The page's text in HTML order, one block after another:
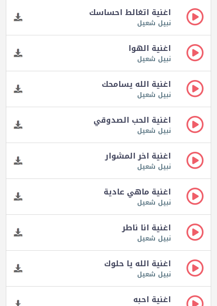
اغنية اتغالط احساسك
نبيل شعيل
اغنية الهوا
نبيل شعيل
اغنية الله يسامحك
نبيل شعيل
اغنية الحب الصدوقي
نبيل شعيل
اغنية اخر المشوار
نبيل شعيل
اغنية ماهي عادية
نبيل شعيل
اغنية انا ناطر
نبيل شعيل
اغنية الله يا حلوك
نبيل شعيل
اغنية احبه